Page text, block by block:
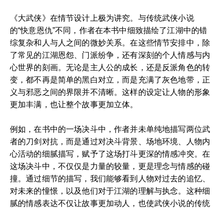
《大武侠》在情节设计上极为讲究。与传统武侠小说
的“快意恩仇”不同，作者在本书中细致描绘了江湖中的错
综复杂和人与人之间的微妙关系。在这些情节安排中，除
了常见的江湖恩怨、门派纷争，还有深刻的个人情感与内
心世界的刻画。无论是主人公的成长，还是反派角色的转
变，都不再是简单的黑白对立，而是充满了灰色地带，正
义与邪恶之间的界限并不清晰。这样的设定让人物的形象
更加丰满，也让整个故事更加立体。
例如，在书中的一场决斗中，作者并未单纯地描写两位武
者的刀剑对抗，而是通过对决斗背景、场地环境、人物内
心活动的细腻描写，赋予了这场打斗更深的情感冲突。在
这场决斗中，不仅仅是力量的较量，更是理念与情感的碰
撞。通过细节的描写，我们能够看到人物对过去的追忆、
对未来的憧憬，以及他们对于江湖的理解与执念。这种细
腻的情感表达不仅让故事更加动人，也使武侠小说的传统